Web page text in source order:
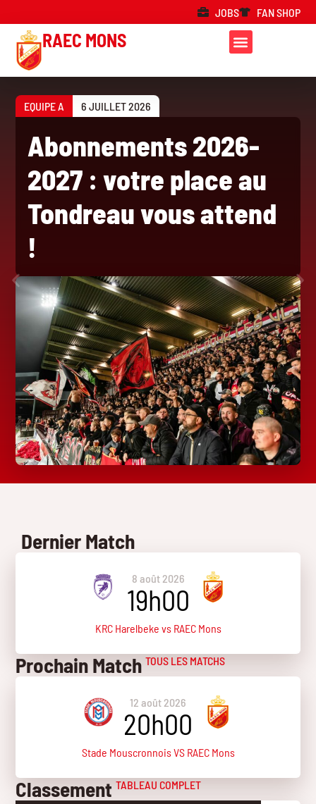
JOBS FAN SHOP
RAEC MONS
EQUIPE A 6 JUILLET 2026
Abonnements 2026-
2027 : votre place au
Tondreau vous attend
!
Dernier Match
8 août 2026
19h00
KRC Harelbeke vs RAEC Mons
Prochain Match TOUS LES MATCHS
12 août 2026
20h00
Stade Mouscronnois VS RAEC Mons
Classement TABLEAU COMPLET